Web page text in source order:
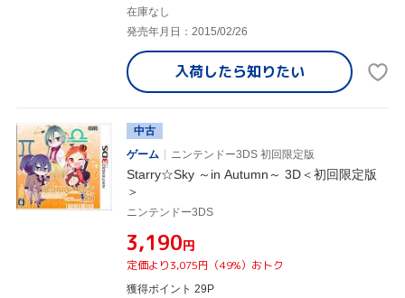
在庫なし
発売年月日：2015/02/26
入荷したら知りたい
中古
ゲーム
ニンテンドー3DS 初回限定版
Starry☆Sky ～in Autumn～ 3D＜初回限定版
＞
ニンテンドー3DS
¥3,190円
定価より3,075円（49%）おトク
獲得ポイント 29P